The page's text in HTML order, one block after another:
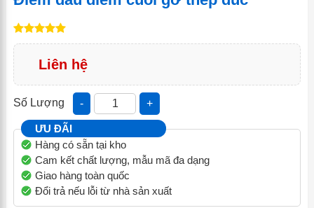
Liên hệ
Số Lượng - +
ƯU ĐÃI
Hàng có sẵn tại kho
Cam kết chất lượng, mẫu mã đa dạng
Giao hàng toàn quốc
Đổi trả nếu lỗi từ nhà sản xuất